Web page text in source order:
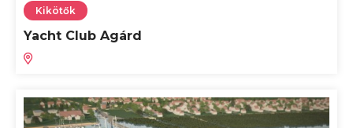
Kikötők
Yacht Club Agárd